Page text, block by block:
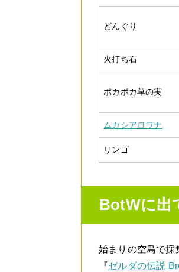
どんぐり
火打ち石
ポカポカ草の実
ムカシアロワナ
リンゴ
BotWに出
始まりの空島で採
『ゼルダの伝説